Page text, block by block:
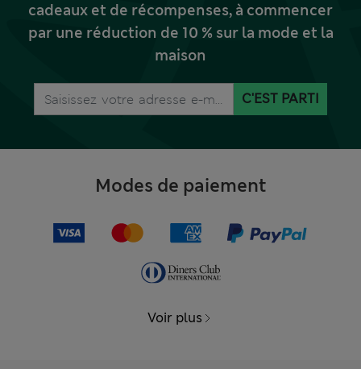
cadeaux et de récompenses, à commencer
par une réduction de 10 % sur la mode et la
maison
C'EST PARTI
Modes de paiement
Voir plus